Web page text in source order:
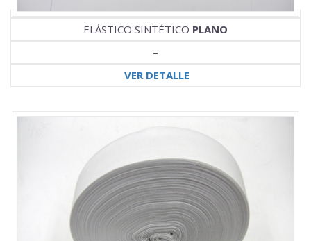
ELÁSTICO SINTÉTICO PLANO
–
VER DETALLE